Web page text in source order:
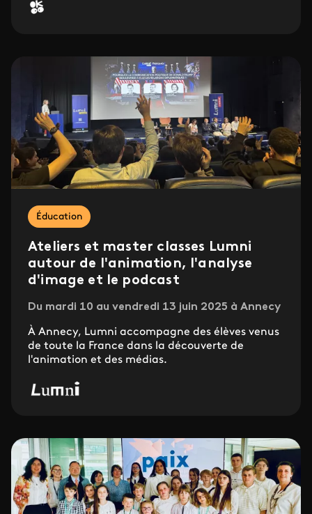
Éducation
Ateliers et master classes Lumni
autour de l'animation, l'analyse
d'image et le podcast
Du mardi 10 au vendredi 13 juin 2025 à Annecy
À Annecy, Lumni accompagne des élèves venus
de toute la France dans la découverte de
l'animation et des médias.